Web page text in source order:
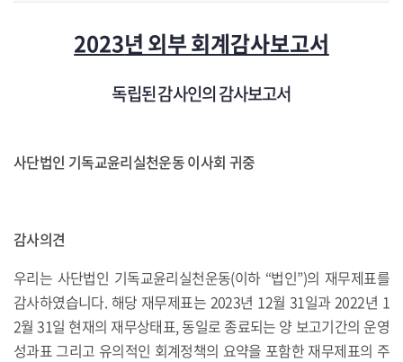
2023년 외부 회계감사보고서
독립된 감사인의 감사보고서
사단법인 기독교윤리실천운동 이사회 귀중
감사의견
우리는 사단법인 기독교윤리실천운동(이하 “법인”)의 재무제표를
감사하였습니다. 해당 재무제표는 2023년 12월 31일과 2022년 1
2월 31일 현재의 재무상태표, 동일로 종료되는 양 보고기간의 운영
성과표 그리고 유의적인 회계정책의 요약을 포함한 재무제표의 주